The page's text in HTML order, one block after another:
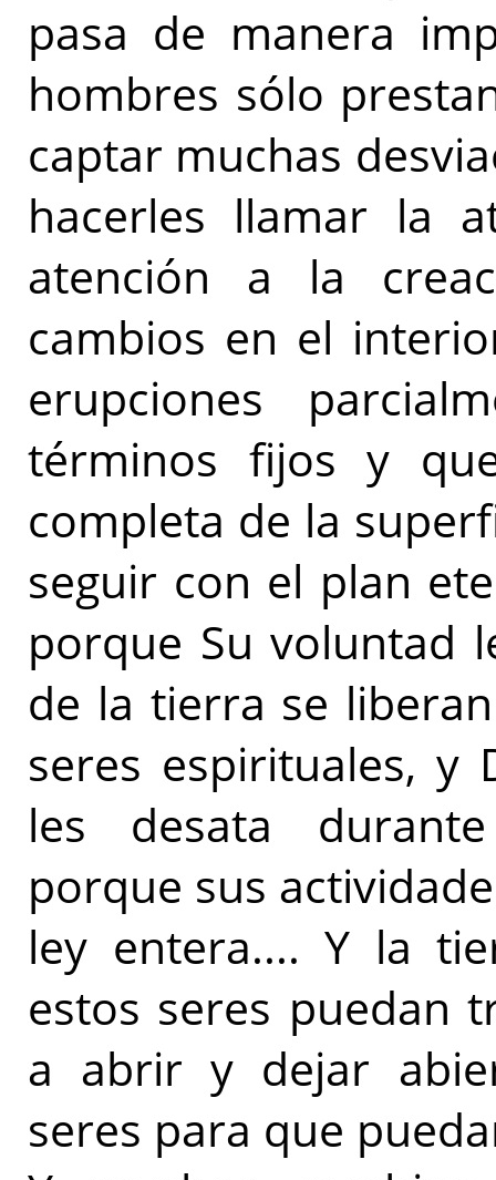
pasa de manera
hombres sólo
captar muchas
hacerles llamar la
atención a la
cambios en el
erupciones
términos fijos y
completa de la
seguir con el plan
porque Su voluntad
de la tierra se
seres espirituales, y
les desata
porque sus
ley entera.... Y la
estos seres puedan
a abrir y dejar
seres para que